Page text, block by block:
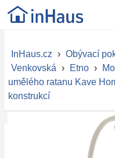
InHaus.cz › Obývací
Venkovská › Etno ›
umělého ratanu Kave
konstrukcí